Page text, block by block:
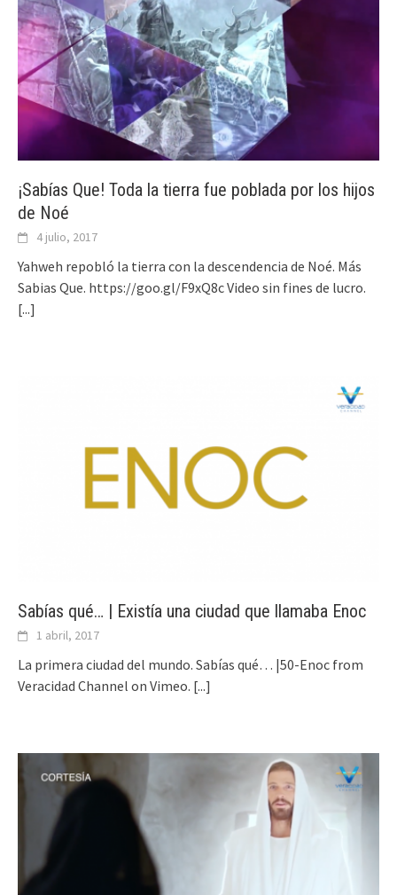
¡Sabías Que! Toda la tierra fue poblada por los hijos
de Noé
4 julio, 2017
Yahweh repobló la tierra con la descendencia de Noé. Más
Sabias Que. https://goo.gl/F9xQ8c Video sin fines de lucro.
[...]
Sabías qué… | Existía una ciudad que llamaba Enoc
1 abril, 2017
La primera ciudad del mundo. Sabías qué… |50-Enoc from
Veracidad Channel on Vimeo. [...]